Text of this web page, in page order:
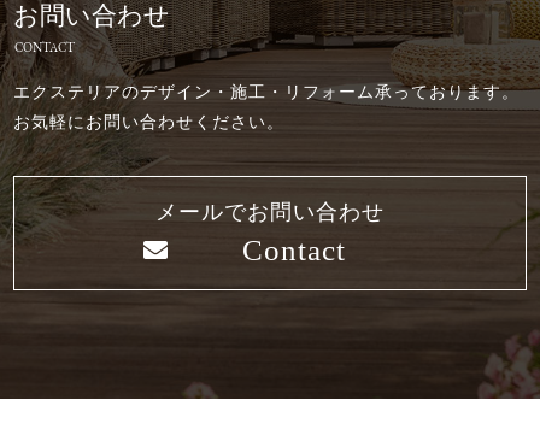
お問い合わせ
CONTACT
エクステリアのデザイン・施工・リフォーム承っております。
お気軽にお問い合わせください。
メールでお問い合わせ
Contact